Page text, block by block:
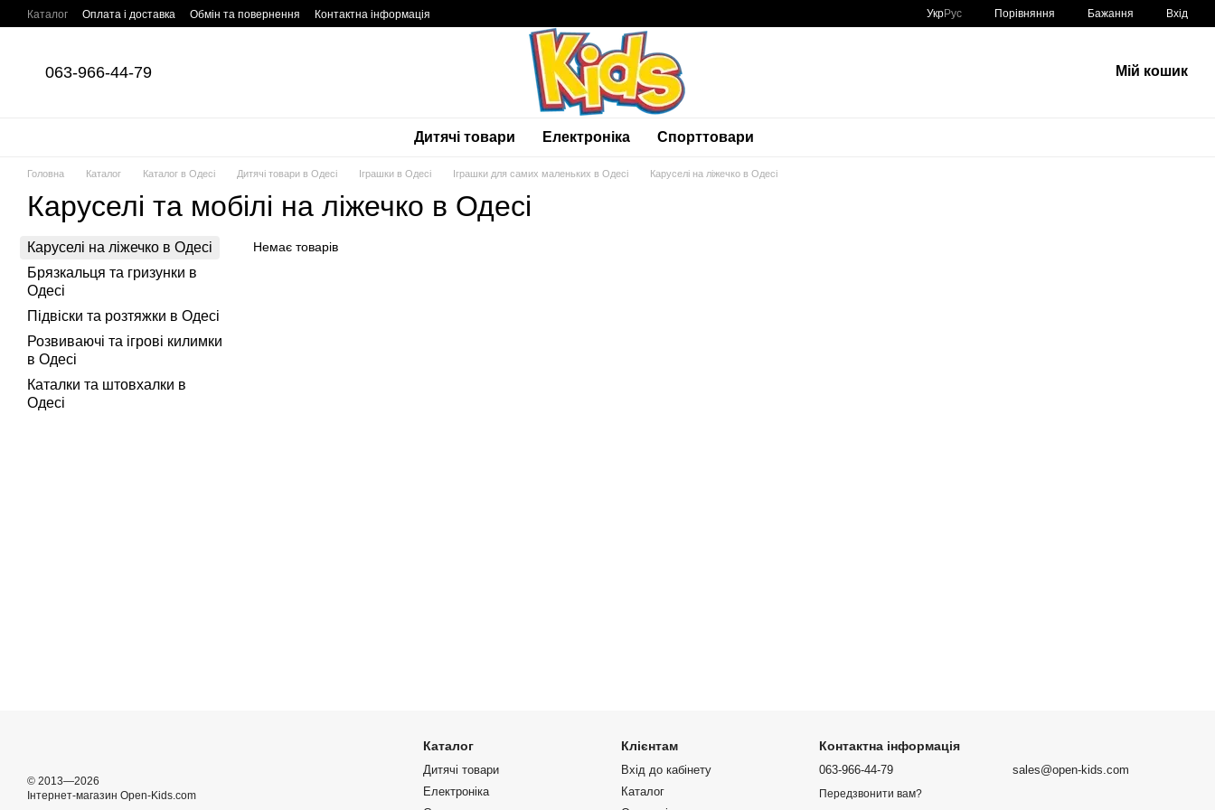
Перейти до основного контенту
Каталог Оплата і доставка Обмін та повернення Контактна інформація УкрРус Порівняння Бажання Вхід
063-966-44-79 Мій кошик
Дитячі товари Електроніка Спорттовари
Головна Каталог Каталог в Одесі Дитячі товари в Одесі Іграшки в Одесі Іграшки для самих маленьких в Одесі Каруселі на ліжечко в Одесі
Каруселі та мобілі на ліжечко в Одесі
Немає товарів
Каруселі на ліжечко в Одесі
Брязкальця та гризунки в
Одесі
Підвіски та розтяжки в Одесі
Розвиваючі та ігрові килимки
в Одесі
Каталки та штовхалки в
Одесі
© 2013—2026
Інтернет-магазин Open-Kids.com
Каталог
Дитячі товари
Електроніка
Клієнтам
Вхід до кабінету
Каталог
Контактна інформація
063-966-44-79
Передзвонити вам?
sales@open-kids.com